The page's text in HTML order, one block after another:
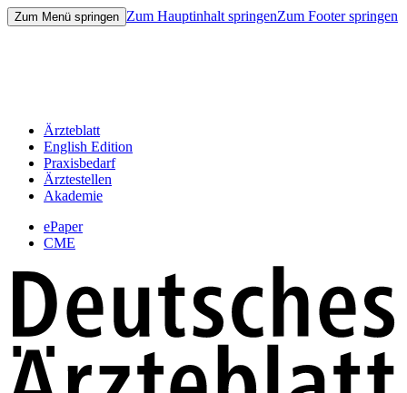
Zum Menü springen Zum Hauptinhalt springenZum Footer springen
Ärzteblatt
English Edition
Praxisbedarf
Ärztestellen
Akademie
ePaper
CME